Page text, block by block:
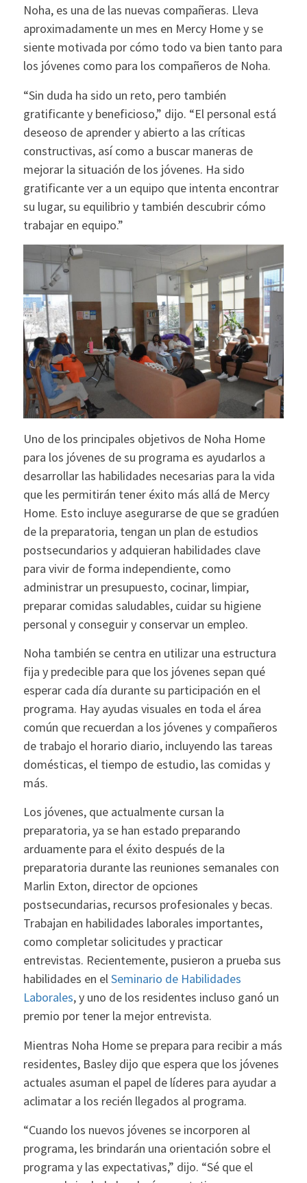
Noha, es una de las nuevas compañeras. Lleva
aproximadamente un mes en Mercy Home y se
siente motivada por cómo todo va bien tanto para
los jóvenes como para los compañeros de Noha.
“Sin duda ha sido un reto, pero también
gratificante y beneficioso,” dijo. “El personal está
deseoso de aprender y abierto a las críticas
constructivas, así como a buscar maneras de
mejorar la situación de los jóvenes. Ha sido
gratificante ver a un equipo que intenta encontrar
su lugar, su equilibrio y también descubrir cómo
trabajar en equipo.”
Uno de los principales objetivos de Noha Home
para los jóvenes de su programa es ayudarlos a
desarrollar las habilidades necesarias para la vida
que les permitirán tener éxito más allá de Mercy
Home. Esto incluye asegurarse de que se gradúen
de la preparatoria, tengan un plan de estudios
postsecundarios y adquieran habilidades clave
para vivir de forma independiente, como
administrar un presupuesto, cocinar, limpiar,
preparar comidas saludables, cuidar su higiene
personal y conseguir y conservar un empleo.
Noha también se centra en utilizar una estructura
fija y predecible para que los jóvenes sepan qué
esperar cada día durante su participación en el
programa. Hay ayudas visuales en toda el área
común que recuerdan a los jóvenes y compañeros
de trabajo el horario diario, incluyendo las tareas
domésticas, el tiempo de estudio, las comidas y
más.
Los jóvenes, que actualmente cursan la
preparatoria, ya se han estado preparando
arduamente para el éxito después de la
preparatoria durante las reuniones semanales con
Marlin Exton, director de opciones
postsecundarias, recursos profesionales y becas.
Trabajan en habilidades laborales importantes,
como completar solicitudes y practicar
entrevistas. Recientemente, pusieron a prueba sus
habilidades en elSeminario de Habilidades
Laborales, y uno de los residentes incluso ganó un
premio por tener la mejor entrevista.
Mientras Noha Home se prepara para recibir a más
residentes, Basley dijo que espera que los jóvenes
actuales asuman el papel de líderes para ayudar a
aclimatar a los recién llegados al programa.
“Cuando los nuevos jóvenes se incorporen al
programa, les brindarán una orientación sobre el
programa y las expectativas,” dijo. “Sé que el